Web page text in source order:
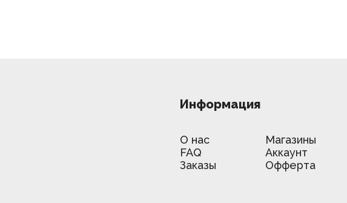
Информация
О нас
Магазины
FAQ
Аккаунт
Заказы
Офферта